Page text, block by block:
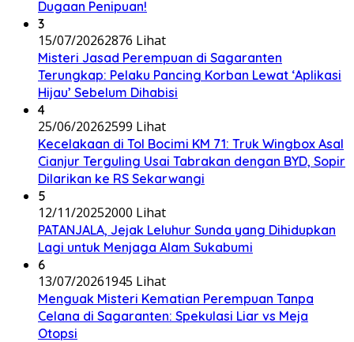
Dugaan Penipuan!
3
15/07/20262876 Lihat
Misteri Jasad Perempuan di Sagaranten
Terungkap: Pelaku Pancing Korban Lewat ‘Aplikasi
Hijau’ Sebelum Dihabisi
4
25/06/20262599 Lihat
Kecelakaan di Tol Bocimi KM 71: Truk Wingbox Asal
Cianjur Terguling Usai Tabrakan dengan BYD, Sopir
Dilarikan ke RS Sekarwangi
5
12/11/20252000 Lihat
PATANJALA, Jejak Leluhur Sunda yang Dihidupkan
Lagi untuk Menjaga Alam Sukabumi
6
13/07/20261945 Lihat
Menguak Misteri Kematian Perempuan Tanpa
Celana di Sagaranten: Spekulasi Liar vs Meja
Otopsi